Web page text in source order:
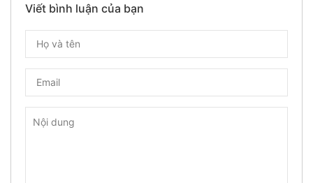
Viết bình luận của bạn